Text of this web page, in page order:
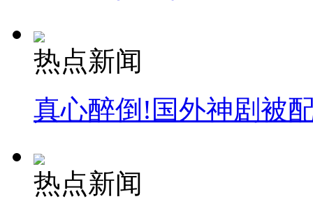
热点新闻
真心醉倒!国外神剧被
热点新闻